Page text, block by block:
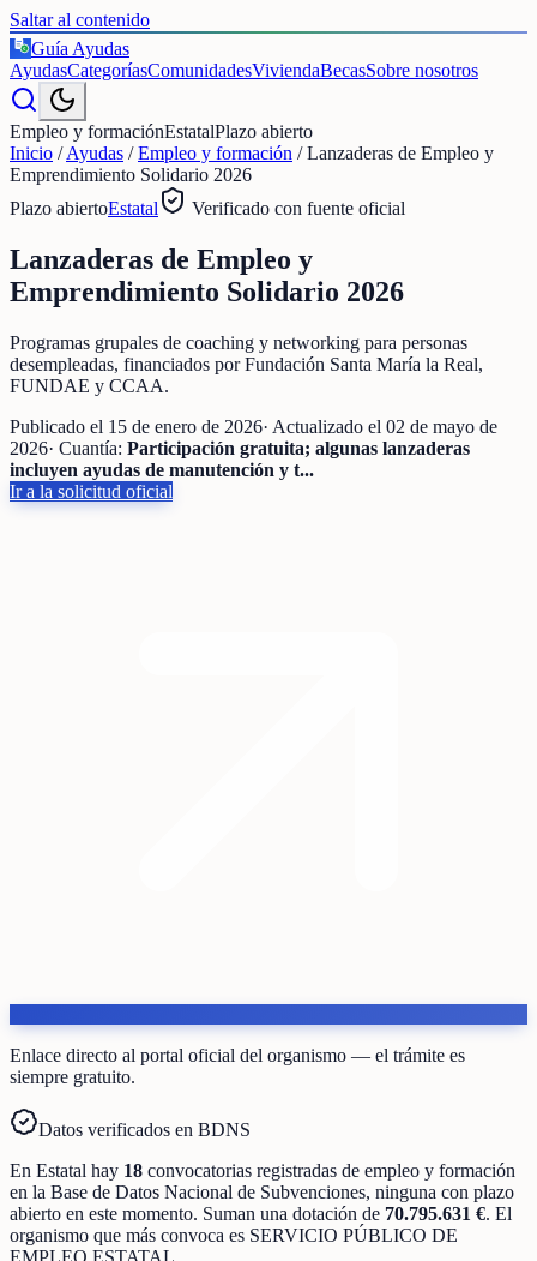
Saltar al contenido
€
Guía Ayudas
AyudasCategoríasComunidadesViviendaBecasSobre nosotros
Empleo y formaciónEstatalPlazo abierto
Inicio /Ayudas /Empleo y formación /Lanzaderas de Empleo y
Emprendimiento Solidario 2026
Plazo abiertoEstatal Verificado con fuente oficial
Lanzaderas de Empleo y
Emprendimiento Solidario 2026
Programas grupales de coaching y networking para personas
desempleadas, financiados por Fundación Santa María la Real,
FUNDAE y CCAA.
Publicado el 15 de enero de 2026· Actualizado el 02 de mayo de
2026· Cuantía: Participación gratuita; algunas lanzaderas
incluyen ayudas de manutención y t...
Ir a la solicitud oficial
Enlace directo al portal oficial del organismo — el trámite es
siempre gratuito.
Datos verificados en BDNS
En Estatal hay 18 convocatorias registradas de empleo y formación
en la Base de Datos Nacional de Subvenciones, ninguna con plazo
abierto en este momento. Suman una dotación de 70.795.631 €. El
organismo que más convoca es SERVICIO PÚBLICO DE
EMPLEO ESTATAL.